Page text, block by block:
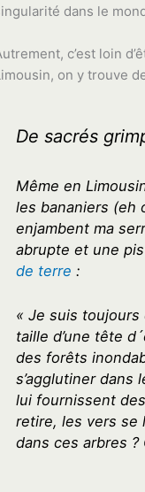
dans le
c’est loin
on y trouve
De sacrés
Même en
les bananiers (eh
enjambent ma
abrupte et une
de terre :
« Je suis
taille d’une tête
des forêts
s’agglutiner dans
lui fournissent
retire, les vers se
dans ces arbres ?